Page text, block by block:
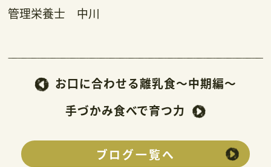
管理栄養士 中川
お口に合わせる離乳食～中期編～
手づかみ食べで育つ力
ブログ一覧へ